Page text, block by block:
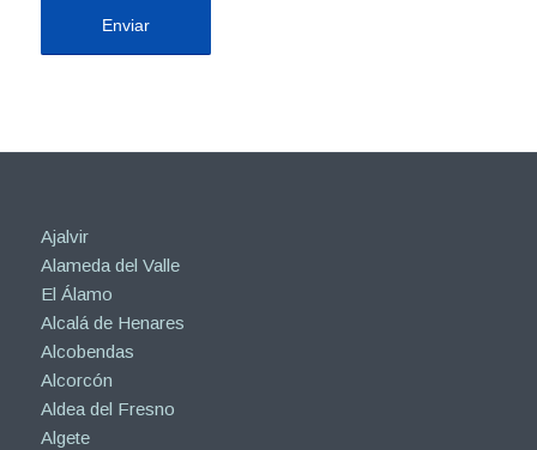
Ajalvir
Alameda del Valle
El Álamo
Alcalá de Henares
Alcobendas
Alcorcón
Aldea del Fresno
Algete